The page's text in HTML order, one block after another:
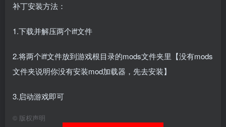
补丁安装方法：
1.下载并解压两个iff文件
2.将两个iff文件放到游戏根目录的mods文件夹里【没有mods
文件夹说明你没有安装mod加载器，先去安装】
3.启动游戏即可
© 版权声明